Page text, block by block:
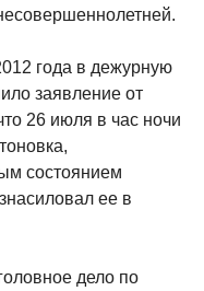
года в дежурную
заявление от
26 июля в час ночи
состоянием
ее в
дело по